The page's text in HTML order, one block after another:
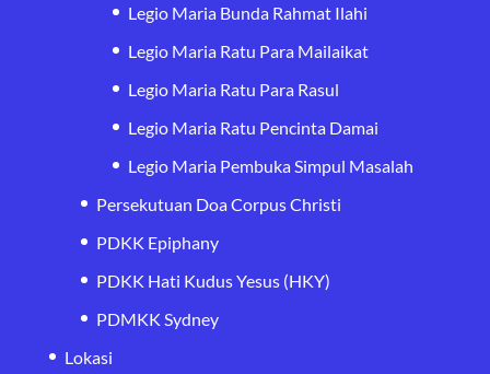
Legio Maria Bunda Rahmat Ilahi
Legio Maria Ratu Para Mailaikat
Legio Maria Ratu Para Rasul
Legio Maria Ratu Pencinta Damai
Legio Maria Pembuka Simpul Masalah
Persekutuan Doa Corpus Christi
PDKK Epiphany
PDKK Hati Kudus Yesus (HKY)
PDMKK Sydney
Lokasi